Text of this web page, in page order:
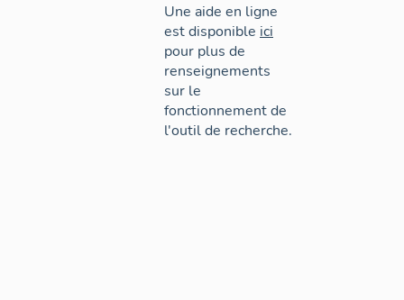
Une aide en ligne
est disponible ici
pour plus de
renseignements
sur le
fonctionnement de
l'outil de recherche.